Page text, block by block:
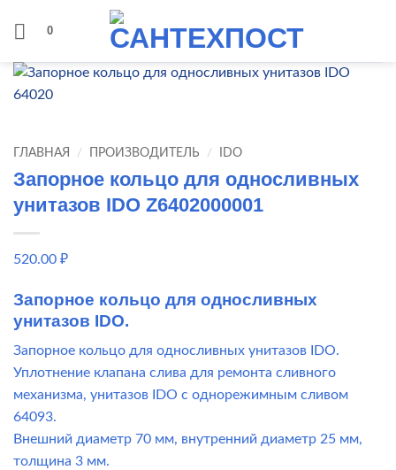
0
ГЛАВНАЯ / ПРОИЗВОДИТЕЛЬ / IDO
Запорное кольцо для односливных
унитазов IDO Z6402000001
520.00 ₽
Запорное кольцо для односливных
унитазов IDO.
Запорное кольцо для односливных унитазов IDO.
Уплотнение клапана слива для ремонта сливного
механизма, унитазов IDO с однорежимным сливом
64093.
Внешний диаметр 70 мм, внутренний диаметр 25 мм,
толщина 3 мм.